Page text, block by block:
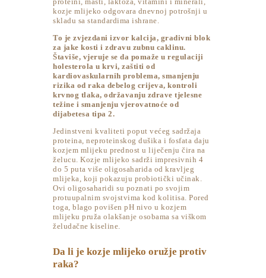
kozje mlijeko odgovara dnevnoj potrošnji u
skladu sa standardima ishrane.
To je zvjezdani izvor kalcija, gradivni blok
za jake kosti i zdravu zubnu caklinu.
Štaviše, vjeruje se da pomaže u regulaciji
holesterola u krvi, zaštiti od
kardiovaskularnih problema, smanjenju
rizika od raka debelog crijeva, kontroli
krvnog tlaka, održavanju zdrave tjelesne
težine i smanjenju vjerovatnoće od
dijabetesa tipa 2.
Jedinstveni kvaliteti poput većeg sadržaja
proteina, neproteinskog dušika i fosfata daju
kozjem mlijeku prednost u liječenju čira na
želucu. Kozje mlijeko sadrži impresivnih 4
do 5 puta više oligosaharida od kravljeg
mlijeka, koji pokazuju probiotički učinak.
Ovi oligosaharidi su poznati po svojim
protuupalnim svojstvima kod kolitisa. Pored
toga, blago povišen pH nivo u kozjem
mlijeku pruža olakšanje osobama sa viškom
želudačne kiseline.
Da li je kozje mlijeko oružje protiv
raka?